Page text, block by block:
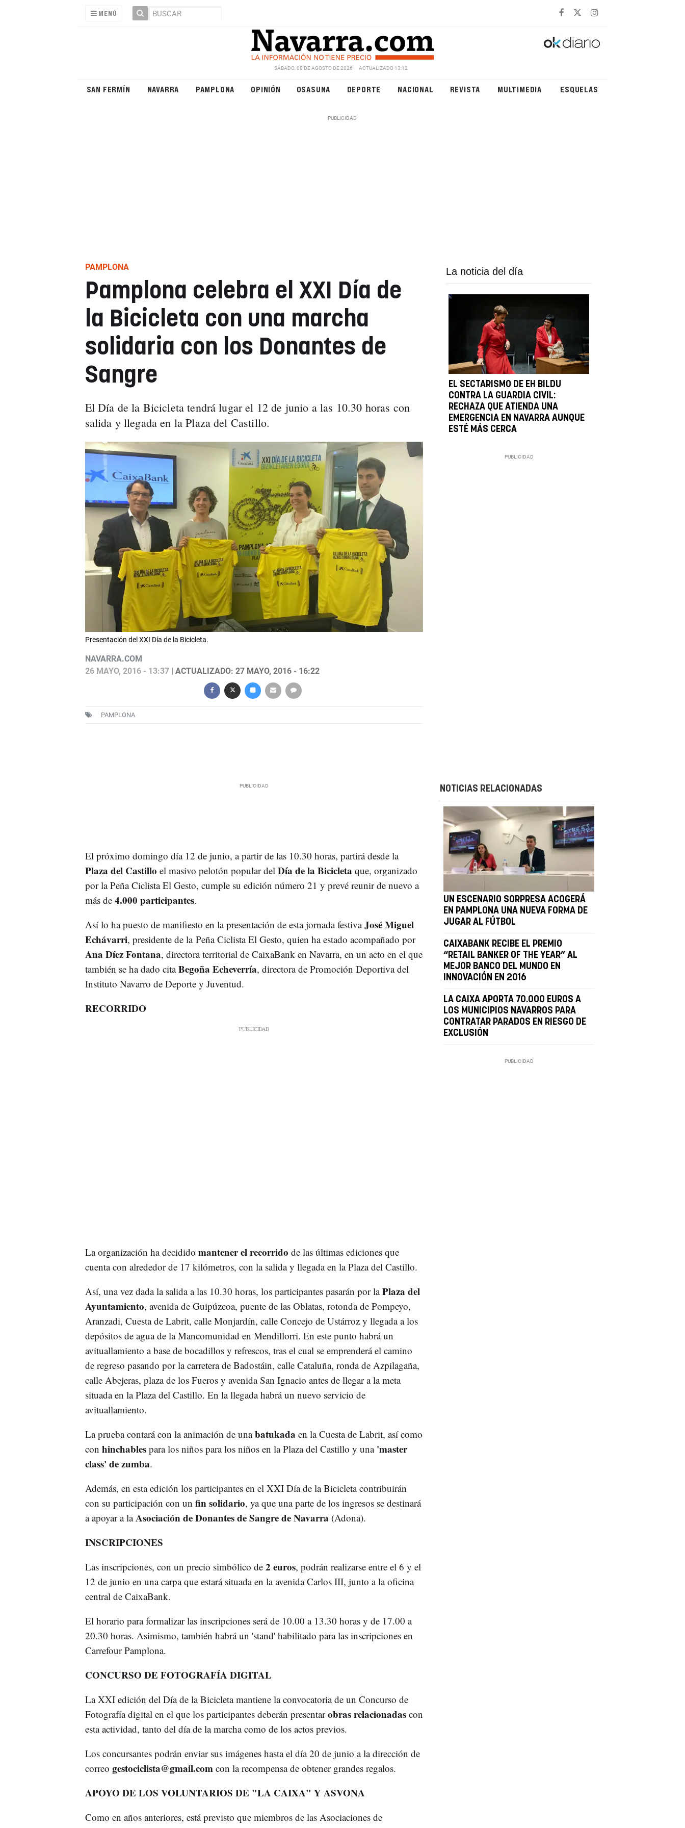
MENÚ
SÁBADO, 08 DE AGOSTO DE 2026 ACTUALIZADO 13:12
SAN FERMÍN NAVARRA PAMPLONA OPINIÓN OSASUNA DEPORTE NACIONAL REVISTA MULTIMEDIA ESQUELAS
PAMPLONA
Pamplona celebra el XXI Día de
la Bicicleta con una marcha
solidaria con los Donantes de
Sangre
El Día de la Bicicleta tendrá lugar el 12 de junio a las 10.30 horas con
salida y llegada en la Plaza del Castillo.
Presentación del XXI Día de la Bicicleta.
NAVARRA.COM
26 MAYO, 2016 - 13:37| ACTUALIZADO: 27 MAYO, 2016 - 16:22
PAMPLONA
La noticia del día
EL SECTARISMO DE EH BILDU
CONTRA LA GUARDIA CIVIL:
RECHAZA QUE ATIENDA UNA
EMERGENCIA EN NAVARRA AUNQUE
ESTÉ MÁS CERCA
El próximo domingo día 12 de junio, a partir de las 10.30 horas, partirá desde la
Plaza del Castillo el masivo pelotón popular del Día de la Bicicleta que, organizado
por la Peña Ciclista El Gesto, cumple su edición número 21 y prevé reunir de nuevo a
más de 4.000 participantes.
Así lo ha puesto de manifiesto en la presentación de esta jornada festivaJosé Miguel
Echávarri, presidente de la Peña Ciclista El Gesto, quien ha estado acompañado por
Ana Díez Fontana, directora territorial de CaixaBank en Navarra, en un acto en el que
también se ha dado citaBegoña Echeverría, directora de Promoción Deportiva del
Instituto Navarro de Deporte y Juventud.
RECORRIDO
La organización ha decidido mantener el recorrido de las últimas ediciones que
cuenta con alrededor de 17 kilómetros, con la salida y llegada en la Plaza del Castillo.
Así, una vez dada la salida a las 10.30 horas, los participantes pasarán por laPlaza del
Ayuntamiento, avenida de Guipúzcoa, puente de las Oblatas, rotonda de Pompeyo,
Aranzadi, Cuesta de Labrit, calle Monjardín, calle Concejo de Ustárroz y llegada a los
depósitos de agua de la Mancomunidad en Mendillorri. En este punto habrá un
avituallamiento a base de bocadillos y refrescos, tras el cual se emprenderá el camino
de regreso pasando por la carretera de Badostáin, calle Cataluña, ronda de Azpilagaña,
calle Abejeras, plaza de los Fueros y avenida San Ignacio antes de llegar a la meta
situada en la Plaza del Castillo. En la llegada habrá un nuevo servicio de
avituallamiento.
La prueba contará con la animación de unabatukada en la Cuesta de Labrit, así como
con hinchablespara los niños para los niños en la Plaza del Castillo y una'master
class' de zumba.
Además, en esta edición los participantes en el XXI Día de la Bicicleta contribuirán
con su participación con un fin solidario, ya que una parte de los ingresos se destinará
a apoyar a laAsociación de Donantes de Sangre de Navarra (Adona).
INSCRIPCIONES
Las inscripciones, con un precio simbólico de2 euros, podrán realizarse entre el 6 y el
12 de junio en una carpa que estará situada en la avenida Carlos III, junto a la oficina
central de CaixaBank.
El horario para formalizar las inscripciones será de 10.00 a 13.30 horas y de 17.00 a
20.30 horas. Asimismo, también habrá un 'stand' habilitado para las inscripciones en
Carrefour Pamplona.
CONCURSO DE FOTOGRAFÍA DIGITAL
La XXI edición del Día de la Bicicleta mantiene la convocatoria de un Concurso de
Fotografía digital en el que los participantes deberán presentarobras relacionadascon
esta actividad, tanto del día de la marcha como de los actos previos.
Los concursantes podrán enviar sus imágenes hasta el día 20 de junio a la dirección de
correo gestociclista@gmail.com con la recompensa de obtener grandes regalos.
APOYO DE LOS VOLUNTARIOS DE "LA CAIXA" Y ASVONA
Como en años anteriores, está previsto que miembros de las Asociaciones de
NOTICIAS RELACIONADAS
UN ESCENARIO SORPRESA ACOGERÁ
EN PAMPLONA UNA NUEVA FORMA DE
JUGAR AL FÚTBOL
CAIXABANK RECIBE EL PREMIO
“RETAIL BANKER OF THE YEAR” AL
MEJOR BANCO DEL MUNDO EN
INNOVACIÓN EN 2016
LA CAIXA APORTA 70.000 EUROS A
LOS MUNICIPIOS NAVARROS PARA
CONTRATAR PARADOS EN RIESGO DE
EXCLUSIÓN